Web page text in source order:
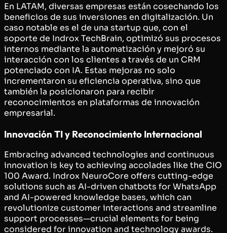
En LATAM, diversas empresas están cosechando los
beneficios de sus inversiones en digitalización. Un
caso notable es el de una startup que, con el
soporte de Indrox TechBrain, optimizó sus procesos
internos mediante la automatización y mejoró su
interacción con los clientes a través de un CRM
potenciado con IA. Estas mejoras no solo
incrementaron su eficiencia operativa, sino que
también la posicionaron para recibir
reconocimientos en plataformas de innovación
empresarial.
Innovación TI y Reconocimiento Internacional
Embracing advanced technologies and continuous
innovation is key to achieving accolades like the CIO
100 Award. Indrox NeuroCore offers cutting-edge
solutions such as AI-driven chatbots for WhatsApp
and AI-powered knowledge bases, which can
revolutionize customer interactions and streamline
support processes—crucial elements for being
considered for innovation and technology awards.